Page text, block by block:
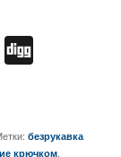
Viber
безрукавка
крючком